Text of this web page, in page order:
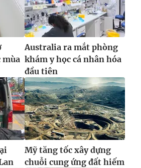
Australia ra mắt phòng
khám y học cá nhân hóa
đầu tiên
Mỹ tăng tốc xây dựng
chuỗi cung ứng đất hiếm